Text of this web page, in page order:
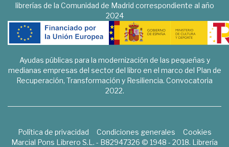
librerías de la Comunidad de Madrid correspondiente al año
2024
Ayudas públicas para la modernización de las pequeñas y
medianas empresas del sector del libro en el marco del Plan de
Recuperación, Transformación y Resiliencia. Convocatoria
2022.
Política de privacidad Condiciones generales
Cookies
Marcial Pons Librero S.L. - B82947326 © 1948 - 2018. Librería